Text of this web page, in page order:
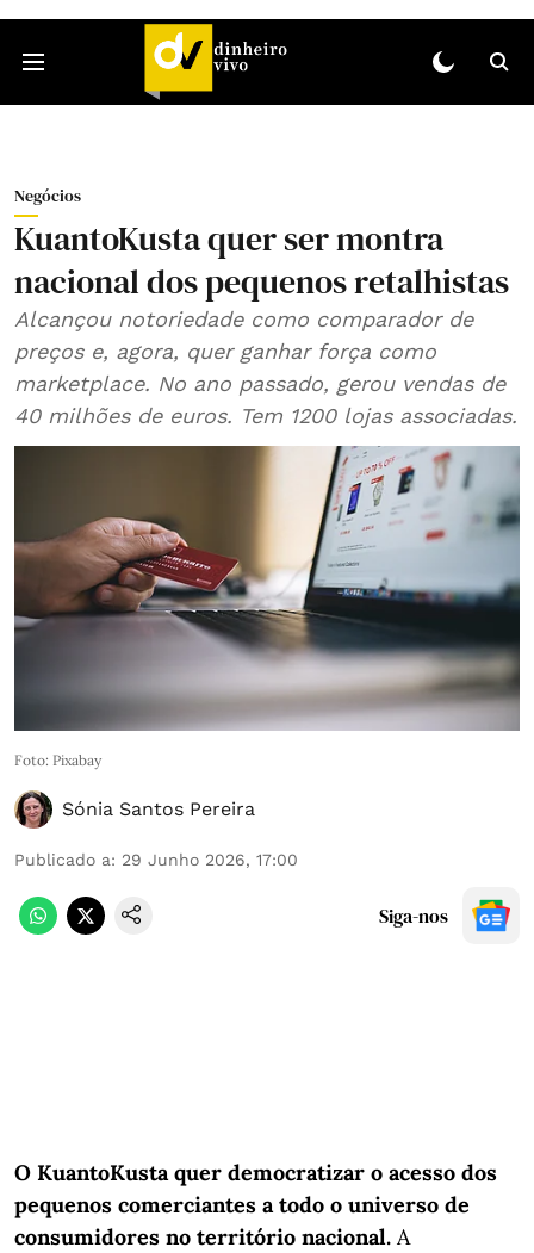
Negócios
KuantoKusta quer ser montra
nacional dos pequenos retalhistas
Alcançou notoriedade como comparador de
preços e, agora, quer ganhar força como
marketplace. No ano passado, gerou vendas de
40 milhões de euros. Tem 1200 lojas associadas.
Foto: Pixabay
Sónia Santos Pereira
Publicado a: 29 Junho 2026, 17:00
Siga-nos
O KuantoKusta quer democratizar o acesso dos
pequenos comerciantes a todo o universo de
consumidores no território nacional. A